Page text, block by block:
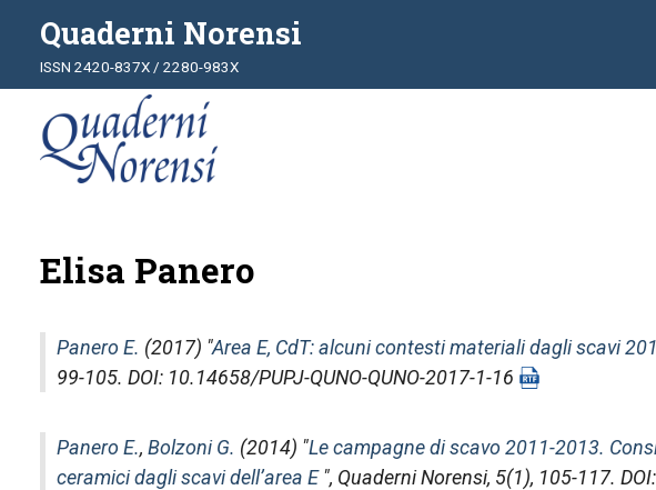
Quaderni Norensi
ISSN 2420-837X / 2280-983X
Elisa Panero
Panero E. (2017) "Area E, CdT: alcuni contesti materiali dagli scavi
99-105. DOI: 10.14658/PUPJ-QUNO-QUNO-2017-1-16
Panero E., Bolzoni G. (2014) "Le campagne di scavo 2011-2013.
ceramici dagli scavi dell’area E", Quaderni Norensi, 5(1), 105-117.